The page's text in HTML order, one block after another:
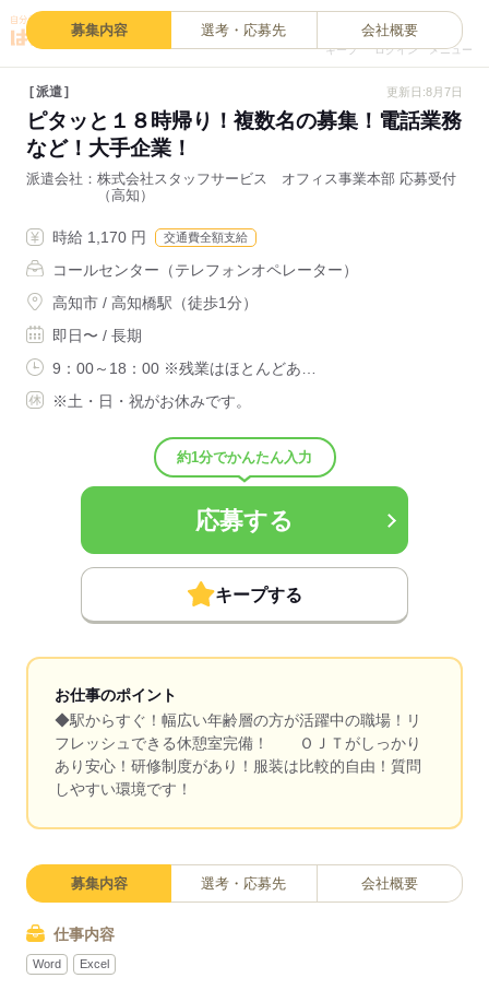
キープ ログイン メニュー
募集内容 選考・応募先 会社概要
派遣 更新日:8月7日
ピタッと１８時帰り！複数名の募集！電話業務
など！大手企業！
派遣会社
株式会社スタッフサービス オフィス事業本部 応募受付
（高知）
時給 1,170 円 交通費全額支給
コールセンター（テレフォンオペレーター）
高知市 / 高知橋駅（徒歩1分）
即日〜 / 長期
9：00～18：00 ※残業はほとんどあ…
※土・日・祝がお休みです。
約1分でかんたん入力
応募する
キープする
お仕事のポイント
◆駅からすぐ！幅広い年齢層の方が活躍中の職場！リ
フレッシュできる休憩室完備！ ＯＪＴがしっかり
あり安心！研修制度があり！服装は比較的自由！質問
しやすい環境です！
募集内容 選考・応募先 会社概要
仕事内容
Word Excel